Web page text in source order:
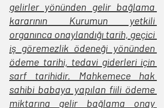
gelirler yönünden gelir bağlama
kararının Kurumun yetkili
organınca onaylandığı tarih, geçici
iş göremezlik ödeneği yönünden
ödeme tarihi, tedavi giderleri için
sarf tarihidir. Mahkemece hak
sahibi babaya yapılan fiili ödeme
miktarına gelir bağlama onay